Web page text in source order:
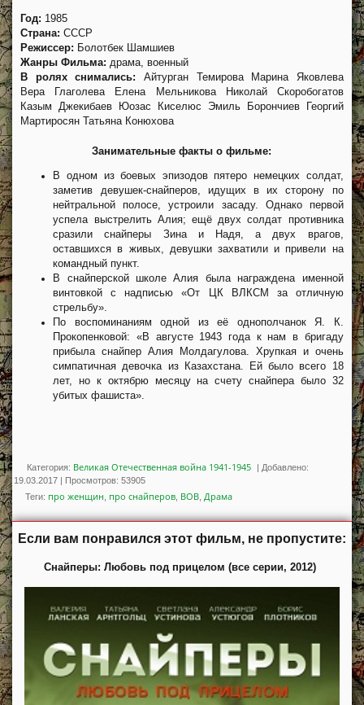
Год: 1985
Страна: СССР
Режиссер: Болотбек Шамшиев
Жанры Фильма: драма, военный
В ролях снимались: Айтурган Темирова Марина Яковлева
Вера Глаголева Елена Мельникова Николай Скоробогатов
Казым Джекибаев Юозас Киселюс Эмиль Борончиев Георгий
Мартиросян Татьяна Конюхова
Занимательные факты о фильме:
В одном из боевых эпизодов пятеро немецких солдат,
заметив девушек-снайперов, идущих в их сторону по
нейтральной полосе, устроили засаду. Однако первой
успела выстрелить Алия; ещё двух солдат противника
сразили снайперы Зина и Надя, а двух врагов,
оставшихся в живых, девушки захватили и привели на
командный пункт.
В снайперской школе Алия была награждена именной
винтовкой с надписью «От ЦК ВЛКСМ за отличную
стрельбу».
По воспоминаниям одной из её однополчанок Я. К.
Прокопенковой: «В августе 1943 года к нам в бригаду
прибыла снайпер Алия Молдагулова. Хрупкая и очень
симпатичная девочка из Казахстана. Ей было всего 18
лет, но к октябрю месяцу на счету снайпера было 32
убитых фашиста».
Категория: Великая Отечественная война 1941-1945 | Добавлено:
19.03.2017 | Просмотров: 53905
Теги: про женщин про снайперов ВОВ Драма
Если вам понравился этот фильм, не пропустите:
Снайперы: Любовь под прицелом (все серии, 2012)